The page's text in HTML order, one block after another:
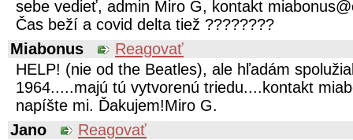
sebe vedieť, admin Miro G, kontakt
Čas beží a covid delta tiež ????????️
Miabonus
Reagovať
HELP! (nie od the Beatles), ale hľadám
1964.....majú tú vytvorenú triedu....kontakt
napíšte mi. Ďakujem!Miro G.
Jano
Reagovať